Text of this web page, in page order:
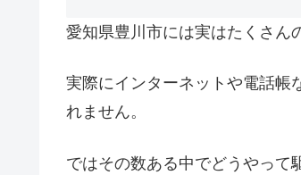
愛知県豊川市には実はたくさん
実際にインターネットや電話帳
れません。
ではその数ある中でどうやって